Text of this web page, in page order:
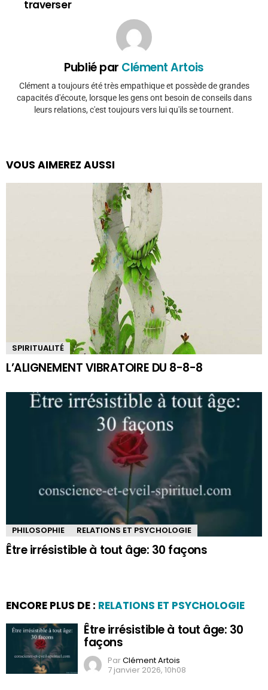
traverser
Publié par Clément Artois
Clément a toujours été très empathique et possède de grandes
capacités d'écoute, lorsque les gens ont besoin de conseils dans
leurs relations, c'est toujours vers lui qu'ils se tournent.
VOUS AIMEREZ AUSSI
SPIRITUALITÉ
L’ALIGNEMENT VIBRATOIRE DU 8-8-8
PHILOSOPHIE RELATIONS ET PSYCHOLOGIE
Être irrésistible à tout âge: 30 façons
ENCORE PLUS DE : RELATIONS ET PSYCHOLOGIE
Être irrésistible à tout âge: 30
façons
ParClément Artois
7 janvier 2026, 10h08